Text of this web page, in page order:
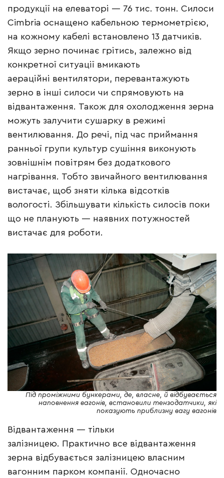
продукції на елеваторі — 76 тис. тонн. Силоси
Cimbria оснащено кабельною термометрією,
на кожному кабелі встановлено 13 датчиків.
Якщо зерно починає грітись, залежно від
конкретної ситуації вмикають
аераційні вентилятори, перевантажують
зерно в інші силоси чи спрямовують на
відвантаження. Також для охолодження зерна
можуть залучити сушарку в режимі
вентилювання. До речі, під час приймання
ранньої групи культур сушіння виконують
зовнішнім повітрям без додаткового
нагрівання. Тобто звичайного вентилювання
вистачає, щоб зняти кілька відсотків
вологості. Збільшувати кількість силосів поки
що не планують — наявних потужностей
вистачає для роботи.
Під проміжними бункерами, де, власне, й відбувається
наповнення вагонів, встановили тензодатчики, які
показують приблизну вагу вагонів
Відвантаження — тільки
залізницею. Практично все відвантаження
зерна відбувається залізницею власним
вагонним парком компанії. Одночасно